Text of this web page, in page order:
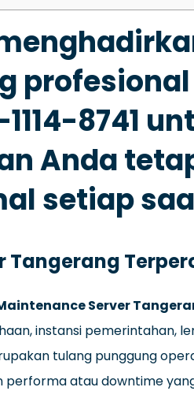
8741
Anda
setiap
Tangerang
Server
instansi pemerintahan,
tulang punggung
atau downtime